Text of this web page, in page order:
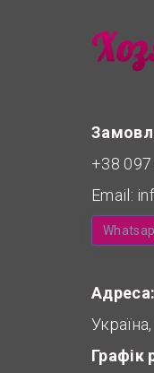
+38
Email:
Адреса:
Графік